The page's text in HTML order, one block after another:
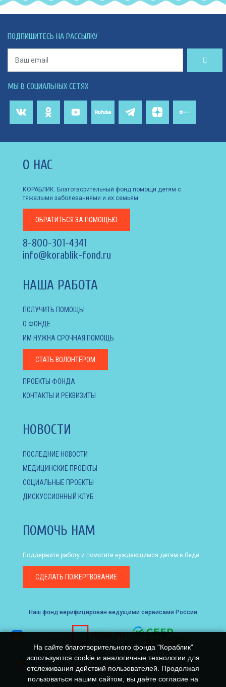
ПОДПИШИТЕСЬ НА РАССЫЛКУ
МЫ В СОЦИАЛЬНЫХ СЕТЯХ
О НАС
КОРАБЛИК. Благотворительный фонд помощи детям с
тяжелыми заболеваниями и их семьям
ОБРАТИТЬСЯ ЗА ПОМОЩЬЮ
8-800-301-4341
info@korablik-fond.ru
НАША РАБОТА
ПОЛУЧИТЬ ПОМОЩЬ!
О ФОНДЕ
ИМ НУЖНА СРОЧНАЯ ПОМОЩЬ
СТАТЬ ВОЛОНТЁРОМ
ПРОЕКТЫ ФОНДА
КОНТАКТЫ И РЕКВИЗИТЫ
НОВОСТИ
ПОСЛЕДНИЕ НОВОСТИ
МЕДИЦИНСКИЕ ПРОЕКТЫ
СОЦИАЛЬНЫЕ ПРОЕКТЫ
ДИСКУССИОННЫЙ КЛУБ
ПОМОЧЬ НАМ
Поддержите работу и помогите нуждающимся детям в беде.
СДЕЛАТЬ ПОЖЕРТВОВАНИЕ
Наш фонд верифицирован ведущими сервисами России
На сайте благотворительного фонда "Кораблик"
используются cookie и аналогичные технологии для
отслеживания действий пользователей. Продолжая
пользоваться нашим сайтом, вы даёте согласие на